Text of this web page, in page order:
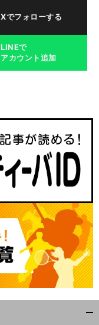
へ
Xでフォローする
LINEで
アカウント追加